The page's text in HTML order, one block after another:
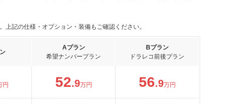
記の仕様・オプション・装備もご確認ください。
Aプラン
希望ナンバープラン
Bプラン
ドラレコ前後プラン
円 52.9万円 56.9万円